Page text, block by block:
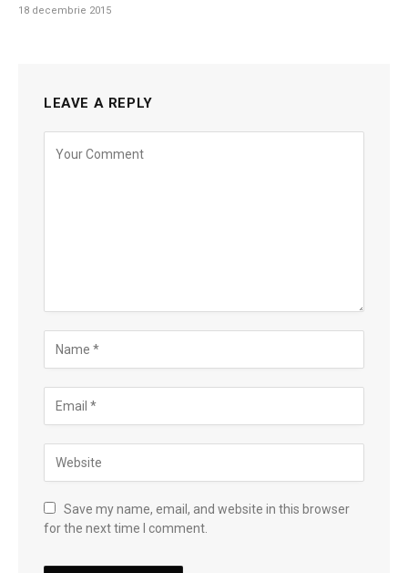
18 decembrie 2015
LEAVE A REPLY
Save my name, email, and website in this browser
for the next time I comment.